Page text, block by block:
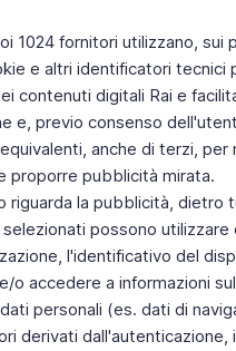
1024 fornitori utilizzano, sui
e altri identificatori tecnici
contenuti digitali Rai e
e, previo consenso
anche di terzi, per
proporre pubblicità mirata.
riguarda la pubblicità, dietro
selezionati possono utilizzare
l'identificativo del
o accedere a informazioni
personali (es. dati di
derivati dall'autenticazione,
Instagram